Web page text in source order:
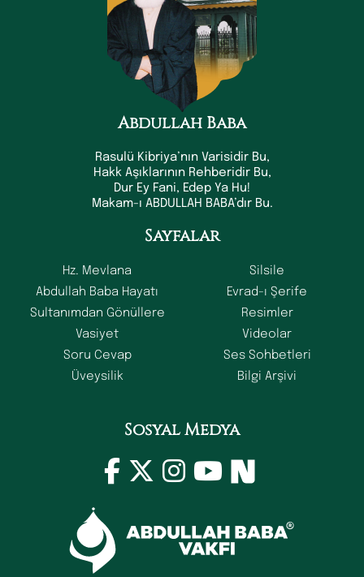
Abdullah Baba
Rasulü Kibriya’nın Varisidir Bu,
Hakk Aşıklarının Rehberidir Bu,
Dur Ey Fani, Edep Ya Hu!
Makam-ı ABDULLAH BABA’dır Bu.
Sayfalar
Hz. Mevlana
Abdullah Baba Hayatı
Sultanımdan Gönüllere
Vasiyet
Soru Cevap
Üveysilik
Silsile
Evrad-ı Şerife
Resimler
Videolar
Ses Sohbetleri
Bilgi Arşivi
Sosyal Medya